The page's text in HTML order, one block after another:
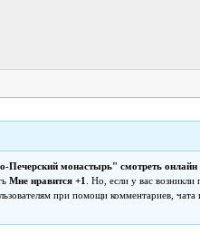
Печерский монастырь" смотреть онлайн
Мне нравится +1
. Но, если у вас
при помощи комментариев, чата